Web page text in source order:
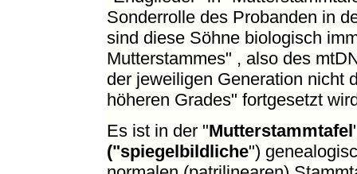
Sonderrolle des Probanden in
sind diese Söhne biologisch
Mutterstammes" , also des
der jeweiligen Generation nicht
höheren Grades" fortgesetzt
Es ist in der "Mutterstammtafel
("spiegelbildliche")